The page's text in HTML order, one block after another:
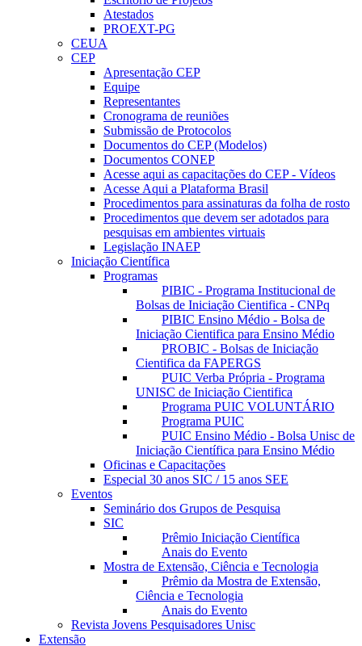
Atestados
PROEXT-PG
CEUA
CEP
Apresentação CEP
Equipe
Representantes
Cronograma de reuniões
Submissão de Protocolos
Documentos do CEP (Modelos)
Documentos CONEP
Acesse aqui as capacitações do CEP - Vídeos
Acesse Aqui a Plataforma Brasil
Procedimentos para assinaturas da folha de rosto
Procedimentos que devem ser adotados para
pesquisas em ambientes virtuais
Legislação INAEP
Iniciação Científica
Programas
PIBIC - Programa Institucional de
Bolsas de Iniciação Cientifica - CNPq
PIBIC Ensino Médio - Bolsa de
Iniciação Cientifica para Ensino Médio
PROBIC - Bolsas de Iniciação
Cientifica da FAPERGS
PUIC Verba Própria - Programa
UNISC de Iniciação Cientifica
Programa PUIC VOLUNTÁRIO
Programa PUIC
PUIC Ensino Médio - Bolsa Unisc de
Iniciação Científica para Ensino Médio
Oficinas e Capacitações
Especial 30 anos SIC / 15 anos SEE
Eventos
Seminário dos Grupos de Pesquisa
SIC
Prêmio Iniciação Científica
Anais do Evento
Mostra de Extensão, Ciência e Tecnologia
Prêmio da Mostra de Extensão,
Ciência e Tecnologia
Anais do Evento
Revista Jovens Pesquisadores Unisc
Extensão